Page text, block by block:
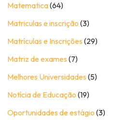
Matematica(64)
Matriculas e inscrição (3)
Matrículas e Inscrições (29)
Matriz de exames (7)
Melhores Universidades (5)
Notícia de Educação (19)
Oportunidades de estágio (3)